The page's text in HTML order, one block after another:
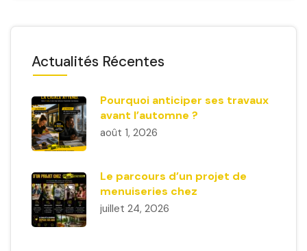
Actualités Récentes
Pourquoi anticiper ses travaux
avant l’automne ?
août 1, 2026
Le parcours d’un projet de
menuiseries chez
juillet 24, 2026